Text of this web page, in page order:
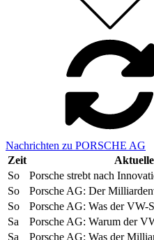
Nachrichten zu PORSCHE AG
Zeit
So
Porsche strebt nach
So
Porsche AG: Der
So
Porsche AG: Was der VW-
Sa
Porsche AG: Warum der
Sa
Porsche AG: Was der